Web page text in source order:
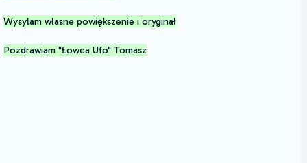
Wysyłam własne powiększenie i oryginał
Pozdrawiam "Łowca Ufo" Tomasz